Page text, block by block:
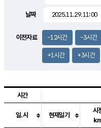
3.9m/s
날짜
이전자료 -12시간 -3시간
+1시간 +3시간
시간
일.시 현재일기
시